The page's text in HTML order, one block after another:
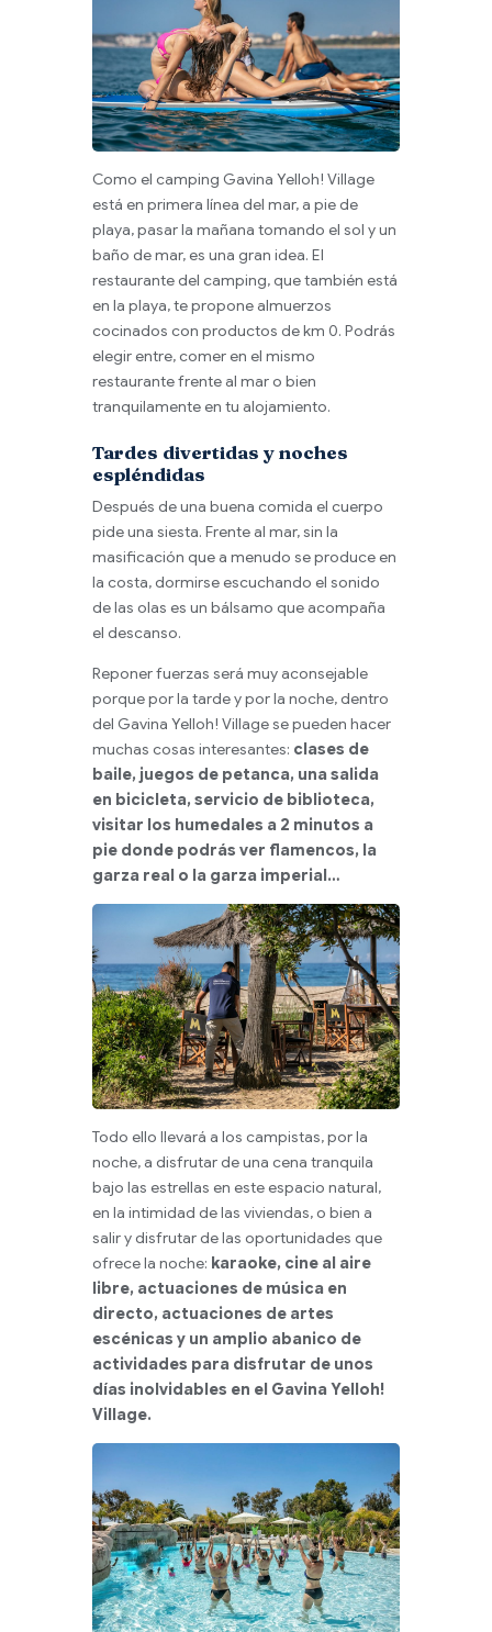
Como el camping Gavina Yelloh! Village
está en primera línea del mar, a pie de
playa, pasar la mañana tomando el sol y un
baño de mar, es una gran idea. El
restaurante del camping, que también está
en la playa, te propone almuerzos
cocinados con productos de km 0. Podrás
elegir entre, comer en el mismo
restaurante frente al mar o bien
tranquilamente en tu alojamiento.
Tardes divertidas y noches
espléndidas
Después de una buena comida el cuerpo
pide una siesta. Frente al mar, sin la
masificación que a menudo se produce en
la costa, dormirse escuchando el sonido
de las olas es un bálsamo que acompaña
el descanso.
Reponer fuerzas será muy aconsejable
porque por la tarde y por la noche, dentro
del Gavina Yelloh! Village se pueden hacer
muchas cosas interesantes: clases de
baile, juegos de petanca, una salida
en bicicleta, servicio de biblioteca,
visitar los humedales a 2 minutos a
pie donde podrás ver flamencos, la
garza real o la garza imperial…
Todo ello llevará a los campistas, por la
noche, a disfrutar de una cena tranquila
bajo las estrellas en este espacio natural,
en la intimidad de las viviendas, o bien a
salir y disfrutar de las oportunidades que
ofrece la noche: karaoke, cine al aire
libre, actuaciones de música en
directo, actuaciones de artes
escénicas y un amplio abanico de
actividades para disfrutar de unos
días inolvidables en el Gavina Yelloh!
Village.